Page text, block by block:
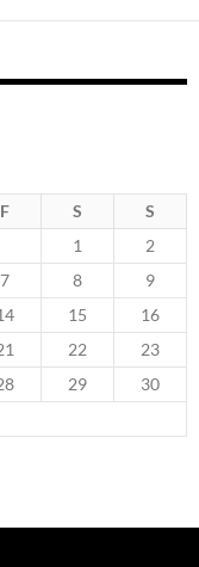
F S
S
1
2
7 8
9
15
16
22
23
29
30